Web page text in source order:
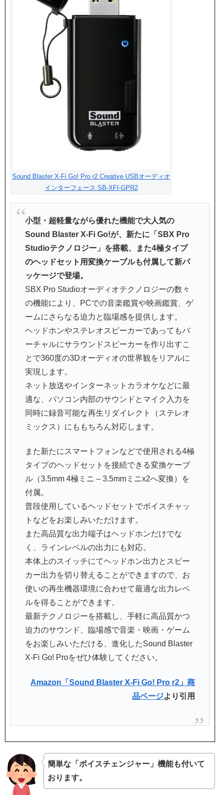
Sound Blaster X-Fi Go! Pro r2 Creative USBオーディオ
インターフェース SB-XFI-GPR2
小型・超軽量ながら優れた機能で大人気の
Sound Blaster X-Fi Go!が、新たに「SBX Pro
Studioテクノロジー」を搭載、また4極タイプ
のヘッドセット用変換ケーブルも付属して新パ
ッケージで登場。
SBX Pro Studioオーディオテクノロジーの数々
の機能により、PCでの音楽鑑賞や映画鑑賞、ゲ
ームにさらなる迫力と臨場感を提供します。
ヘッドホンやステレオスピーカーであってもバ
ーチャルにサラウンドスピーカーを作り出すこ
とで360度の3Dオーディオの世界観をリアルに
実現します。
ネット放送やインターネットカラオケなどに最
適な、パソコン内部のサウンドとマイク入力を
同時に録音可能な再生リダイレクト（ステレオ
ミックス）にももちろん対応します。
また新たにスマートフォンなどで使用される4極
タイプのヘッドセットを接続できる変換ケーブ
ル（3.5mm 4極ミニ – 3.5mmミニx2へ変換）を
付属。
普段使用しているヘッドセットでボイスチャッ
トなどをお楽しみいただけます。
また高品質な出力端子はヘッドホンだけでな
く、ラインレベルの出力にも対応。
本体上のスイッチにてヘッドホン出力とスピー
カー出力を切り替えることができますので、お
使いの再生機器環境に合わせて最適な出力レベ
ルを得ることができます。
最新テクノロジーを搭載し、手軽に高品質かつ
迫力のサウンド、臨場感で音楽・映画・ゲーム
をお楽しみいただける、進化したSound Blaster
X-Fi Go! Proをぜひ体験してください。
Amazon「Sound Blaster X-Fi Go! Pro r2」商
品ページより引用
簡単な「ボイスチェンジャー」機能も付いて
おります。